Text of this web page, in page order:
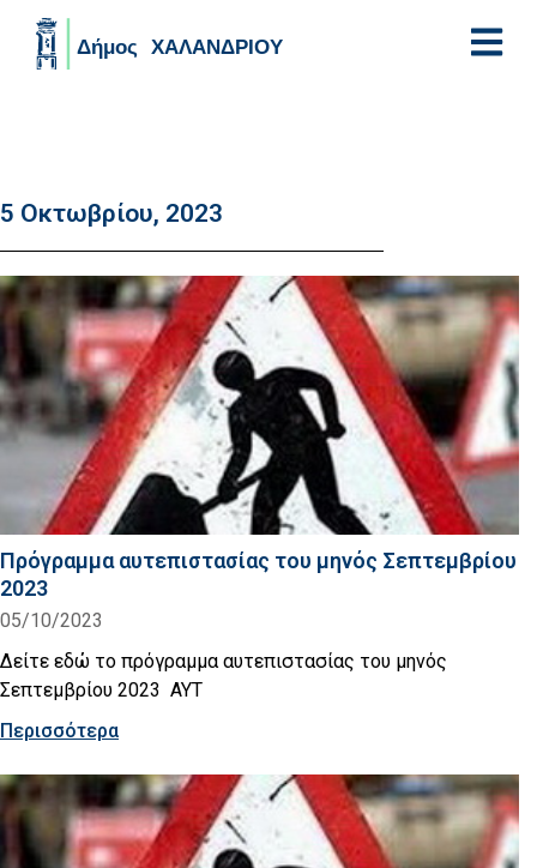
5 Οκτωβρίου, 2023
Πρόγραμμα αυτεπιστασίας του μηνός Σεπτεμβρίου
2023
05/10/2023
Δείτε εδώ το πρόγραμμα αυτεπιστασίας του μηνός
Σεπτεμβρίου 2023 AYT
Περισσότερα